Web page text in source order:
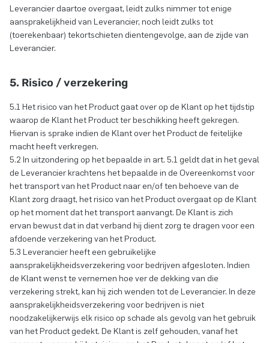
Leverancier daartoe overgaat, leidt zulks nimmer tot enige
aansprakelijkheid van Leverancier, noch leidt zulks tot
(toerekenbaar) tekortschieten dientengevolge, aan de zijde van
Leverancier.
5. Risico / verzekering
5.1 Het risico van het Product gaat over op de Klant op het tijdstip
waarop de Klant het Product ter beschikking heeft gekregen.
Hiervan is sprake indien de Klant over het Product de feitelijke
macht heeft verkregen.
5.2 In uitzondering op het bepaalde in art. 5.1 geldt dat in het geval
de Leverancier krachtens het bepaalde in de Overeenkomst voor
het transport van het Product naar en/of ten behoeve van de
Klant zorg draagt, het risico van het Product overgaat op de Klant
op het moment dat het transport aanvangt. De Klant is zich
ervan bewust dat in dat verband hij dient zorg te dragen voor een
afdoende verzekering van het Product.
5.3 Leverancier heeft een gebruikelijke
aansprakelijkheidsverzekering voor bedrijven afgesloten. Indien
de Klant wenst te vernemen hoe ver de dekking van die
verzekering strekt, kan hij zich wenden tot de Leverancier. In deze
aansprakelijkheidsverzekering voor bedrijven is niet
noodzakelijkerwijs elk risico op schade als gevolg van het gebruik
van het Product gedekt. De Klant is zelf gehouden, vanaf het